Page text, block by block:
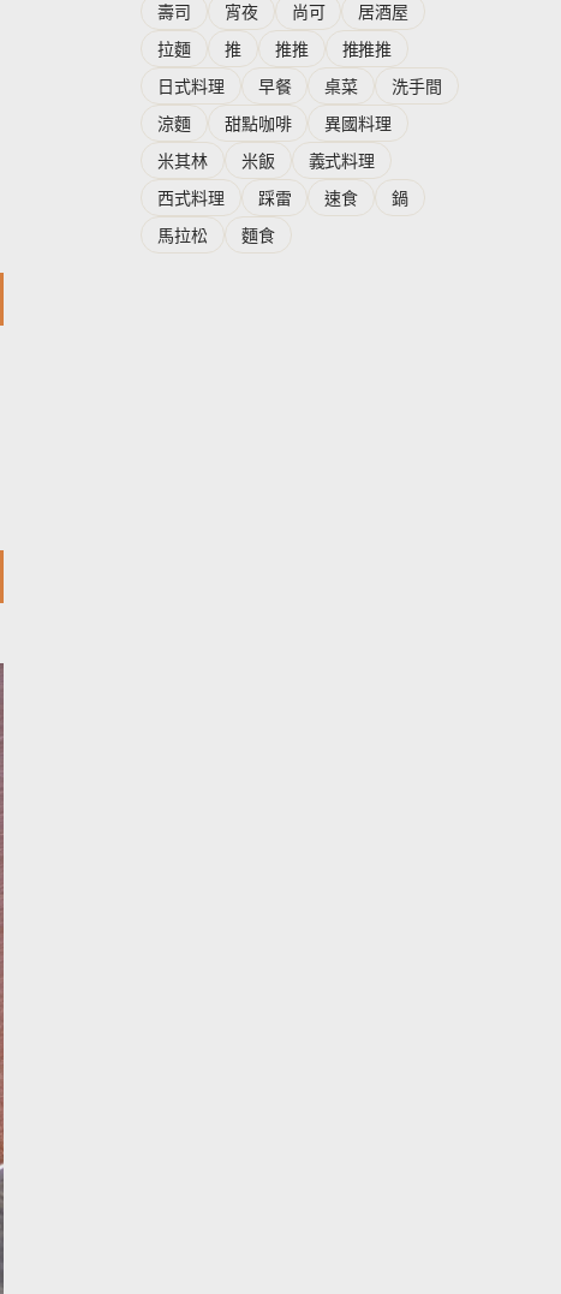
壽司
宵夜 尚可
居酒屋
拉麵
推 推推
推推推
日式料理
早餐 桌菜
洗手間
涼麵
甜點咖啡
異國料理
米其林
米飯
義式料理
西式料理
踩雷 速食
鍋
馬拉松
麵食